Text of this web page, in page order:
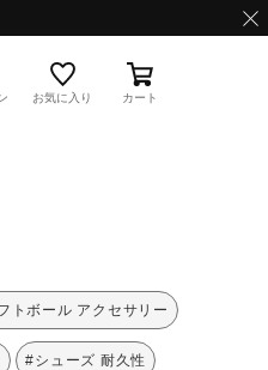
お気に入り カート
トボール アクセサリー
#シューズ 耐久性